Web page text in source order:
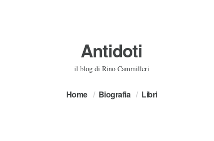
Antidoti
il blog di Rino Cammilleri
Home Biografia Libri